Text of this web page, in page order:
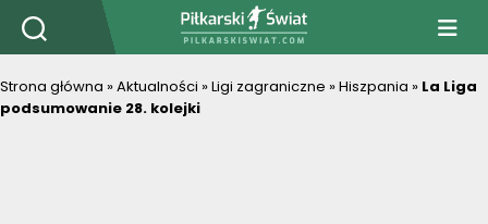
PiłkarskiSwiat.com
Strona główna »Aktualności »Ligi zagraniczne »Hiszpania » La Liga
podsumowanie 28. kolejki